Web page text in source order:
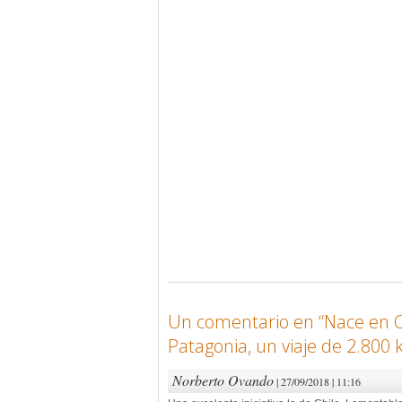
Un comentario en “Nace en
Patagonia, un viaje de 2.800
Norberto Ovando| 27/09/2018 | 11:16